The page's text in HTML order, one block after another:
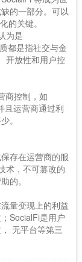
的一部分。可以
的关键。
为是
都是指社交与金
开放性和用户控
商控制，如
且运营商通过利
。
存在运营商的服
术，不可篡改的
的。
量变现上的利益
SocialFi是用户
无平台等第三